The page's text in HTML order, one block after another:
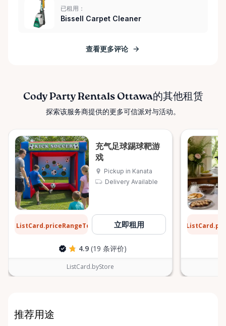
已租用：
Bissell Carpet Cleaner
查看更多评论
Cody Party Rentals Ottawa的其他租赁
探索该服务商提供的更多可信派对与活动。
充气足球踢球靶游
戏
Pickup in Kanata
Delivery Available
ListCard.priceRangeTo 立即租用
4.9 (19 条评价)
ListCard.byStore
推荐用途